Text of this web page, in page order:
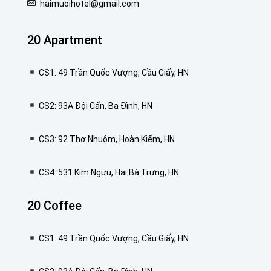
haimuoihotel@gmail.com
20 Apartment
CS1: 49 Trần Quốc Vượng, Cầu Giấy, HN
CS2: 93A Đội Cấn, Ba Đình, HN
CS3: 92 Thợ Nhuộm, Hoàn Kiếm, HN
CS4: 531 Kim Ngưu, Hai Bà Trưng, HN
20 Coffee
CS1: 49 Trần Quốc Vượng, Cầu Giấy, HN